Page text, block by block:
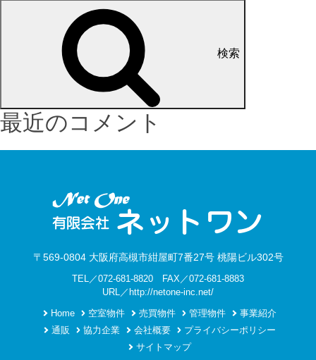
検索
最近のコメント
〒569-0804 大阪府高槻市紺屋町7番27号 桃陽ビル302号
TEL／072-681-8820 FAX／072-681-8883
URL／http://netone-inc.net/
Home
空室物件 売買物件 管理物件
事業紹介
通販
協力企業 会社概要
プライバシーポリシー
サイトマップ